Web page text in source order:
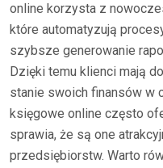
online korzysta z
które automatyzują
szybsze generowanie
Dzięki temu klienci mają
stanie swoich finansów w
księgowe online często
sprawia, że są one
przedsiębiorstw. Warto